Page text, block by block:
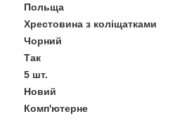
Польща
Хрестовина з коліщатками
Чорний
Так
5 шт.
Новий
Комп'ютерне